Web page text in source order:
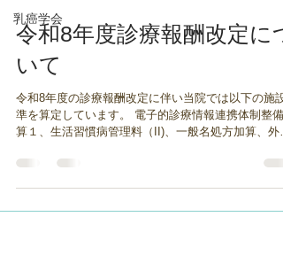
乳癌学会
令和8年度診療報酬改定につ
いて
令和8年度の診療報酬改定に伴い当院では以下の施設
準を算定しています。 電子的診療情報連携体制整備
算１、生活習慣病管理料（II)、一般名処方加算、外